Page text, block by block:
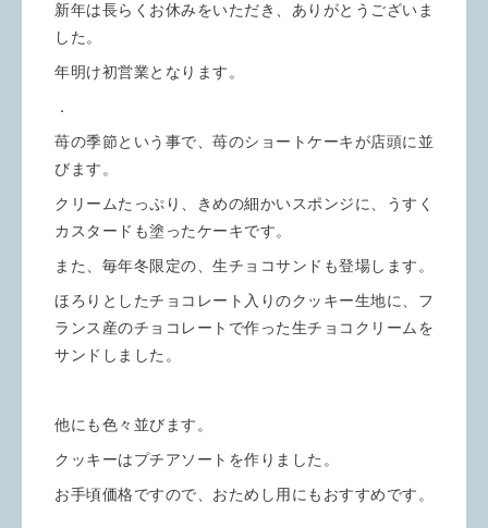
新年は長らくお休みをいただき、ありがとうございま
した。
年明け初営業となります。
．
苺の季節という事で、苺のショートケーキが店頭に並
びます。
クリームたっぷり、きめの細かいスポンジに、うすく
カスタードも塗ったケーキです。
また、毎年冬限定の、生チョコサンドも登場します。
ほろりとしたチョコレート入りのクッキー生地に、フ
ランス産のチョコレートで作った生チョコクリームを
サンドしました。
他にも色々並びます。
クッキーはプチアソートを作りました。
お手頃価格ですので、おためし用にもおすすめです。